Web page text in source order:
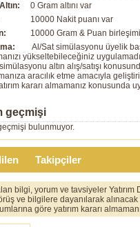
0 Gram altını var
10000 Nakit puanı var
10000 Gram & Puan birleşimi
Al/Sat simülasyonu üyelik
yükseltebileceğiniz
altın alış/satışı
aracılık etme amacıyla
kararı almamanız konusunda
geçmişi
bulunmuyor.
Takipçiler
bilgi, yorum ve tavsiyeler Yatırım
ve bilgilere dayanılarak
göre yatırım kararı